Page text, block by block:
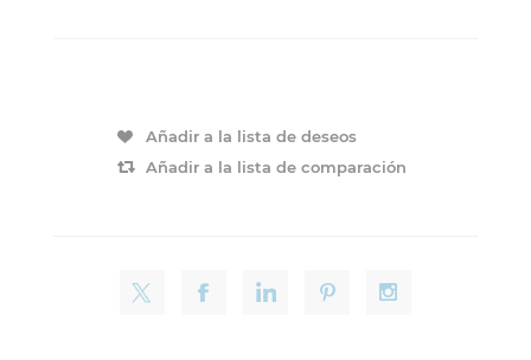
Añadir a la lista de deseos
Añadir a la lista de comparación